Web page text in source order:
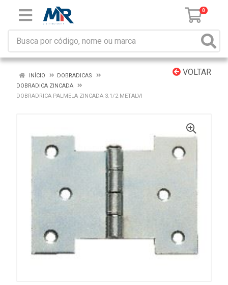
0
VOLTAR
INÍCIO
DOBRADICAS
DOBRADICA ZINCADA
DOBRADRICA PALMELA ZINCADA 3.1/2 METALVI